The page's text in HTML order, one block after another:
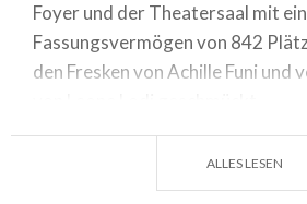
Foyer und der Theatersaal mit
Fassungsvermögen von 842
den Fresken von Achille Funi und
italienischen Theaters schreiben
ALLES LESEN